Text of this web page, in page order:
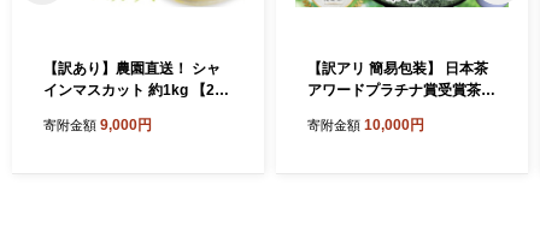
【訳あり】農園直送！ シャ
インマスカット 約1kg 【202
送予定】 ぶどう マスカット
寄附金額 9,000円
【訳アリ 簡易包装】 日本茶
アワードプラチナ賞受賞茶
「煎茶 華喜 hanayagi」 80g
寄附金額 10,000円